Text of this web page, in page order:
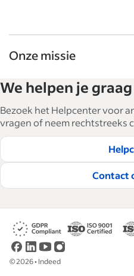
Onze missie
bedrijven bij het
personeel. Met meer
talen bieden we tactisch
practices om bedrijven
medewerkers te werven
Lees onze redactionele
We helpen je graag
Bezoek het Helpcenter voor
vragen of neem rechtstreeks
Contact
©2026• Indeed